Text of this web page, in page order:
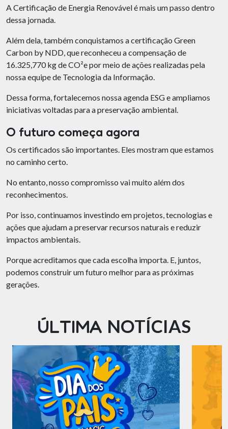
A Certificação de Energia Renovável é mais um passo dentro
dessa jornada.
Além dela, também conquistamos a certificação Green
Carbon by NDD, que reconheceu a compensação de
16.325,770 kg de CO²e por meio de ações realizadas pela
nossa equipe de Tecnologia da Informação.
Dessa forma, fortalecemos nossa agenda ESG e ampliamos
iniciativas voltadas para a preservação ambiental.
O futuro começa agora
Os certificados são importantes. Eles mostram que estamos
no caminho certo.
No entanto, nosso compromisso vai muito além dos
reconhecimentos.
Por isso, continuamos investindo em projetos, tecnologias e
ações que ajudam a preservar recursos naturais e reduzir
impactos ambientais.
Porque acreditamos que cada escolha importa. E, juntos,
podemos construir um futuro melhor para as próximas
gerações.
ÚLTIMA NOTÍCIAS